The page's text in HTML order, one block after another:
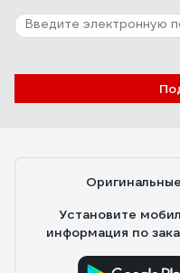
Установите
информация по